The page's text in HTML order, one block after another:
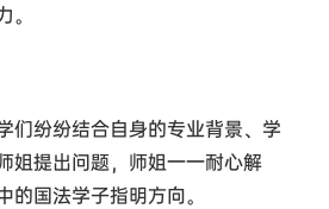
们纷纷结合自身的专业背景、学
姐提出问题，师姐一一耐心解
的国法学子指明方向。